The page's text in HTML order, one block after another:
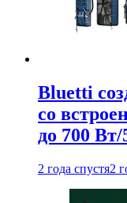
Bluetti
со
до 700
2 года спустя2